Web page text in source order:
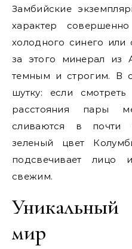
Замбийские
характер
холодного синего или
за этого минерал из
темным и строгим. В
шутку: если
расстояния пары
сливаются в почти
зеленый цвет
подсвечивает лицо
свежим.
мир